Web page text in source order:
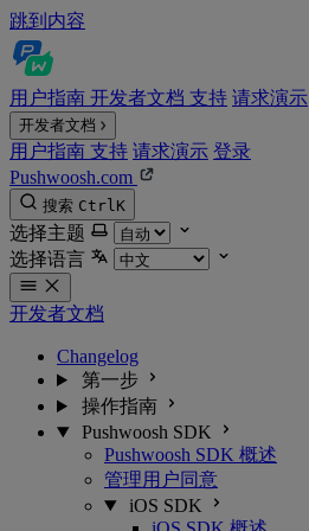
跳到内容
用户指南 开发者文档 支持 请求演示
开发者文档
用户指南 支持 请求演示 登录
Pushwoosh.com
搜索 CtrlK
选择主题
选择语言
开发者文档
Changelog
第一步
操作指南
Pushwoosh SDK
Pushwoosh SDK 概述
管理用户同意
iOS SDK